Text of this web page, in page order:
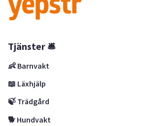
Tjänster 🛎
👶 Barnvakt
📖 Läxhjälp
🍃 Trädgård
🐕 Hundvakt